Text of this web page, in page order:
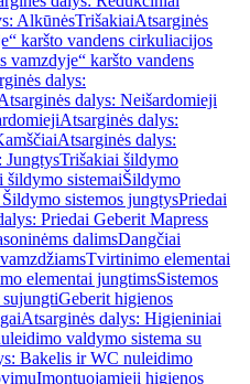
AlkūnėsTrišakiaiAtsarginės
karšto vandens cirkuliacijos
vamzdyje“ karšto vandens
dalys:
dalys: Neišardomieji
Atsarginės dalys:
Atsarginės dalys:
JungtysTrišakiai šildymo
šildymo sistemaiŠildymo
sistemos jungtysPriedai
Priedai Geberit Mapress
dalimsDangčiai
Tvirtinimo elementai
elementai jungtimsSistemos
Geberit higienos
Atsarginės dalys: Higieniniai
valdymo sistema su
Bakelis ir WC nuleidimo
Įmontuojamieji higienos